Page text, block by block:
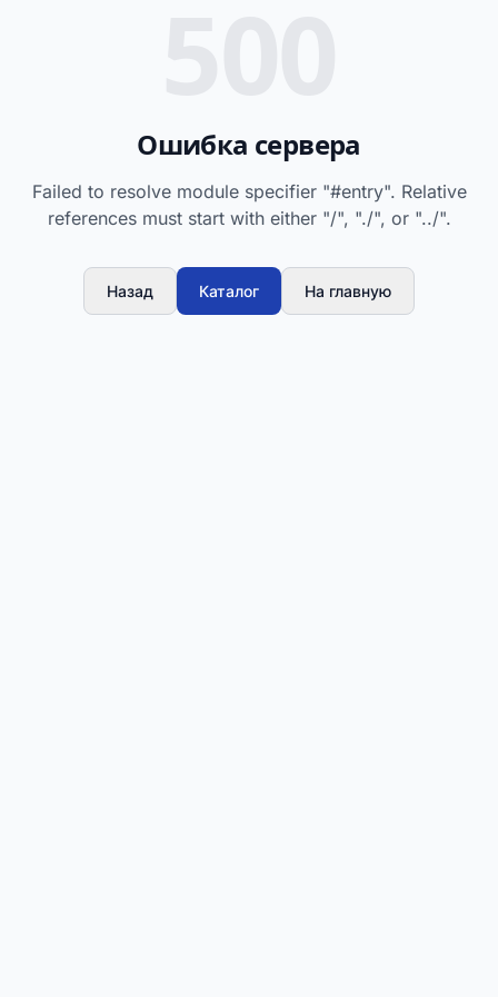
Ошибка сервера
Failed to resolve module specifier "#entry". Relative
references must start with either "/", "./", or "../".
Назад Каталог На главную